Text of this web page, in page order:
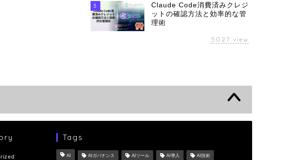
3
Claude Code消費済みクレジ
ットの確認方法と効率的な管
理術
5027 view
Tags
AI AIガバナンス AIツール AI導入 AI技術